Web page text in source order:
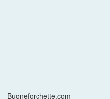
Buoneforchette.com